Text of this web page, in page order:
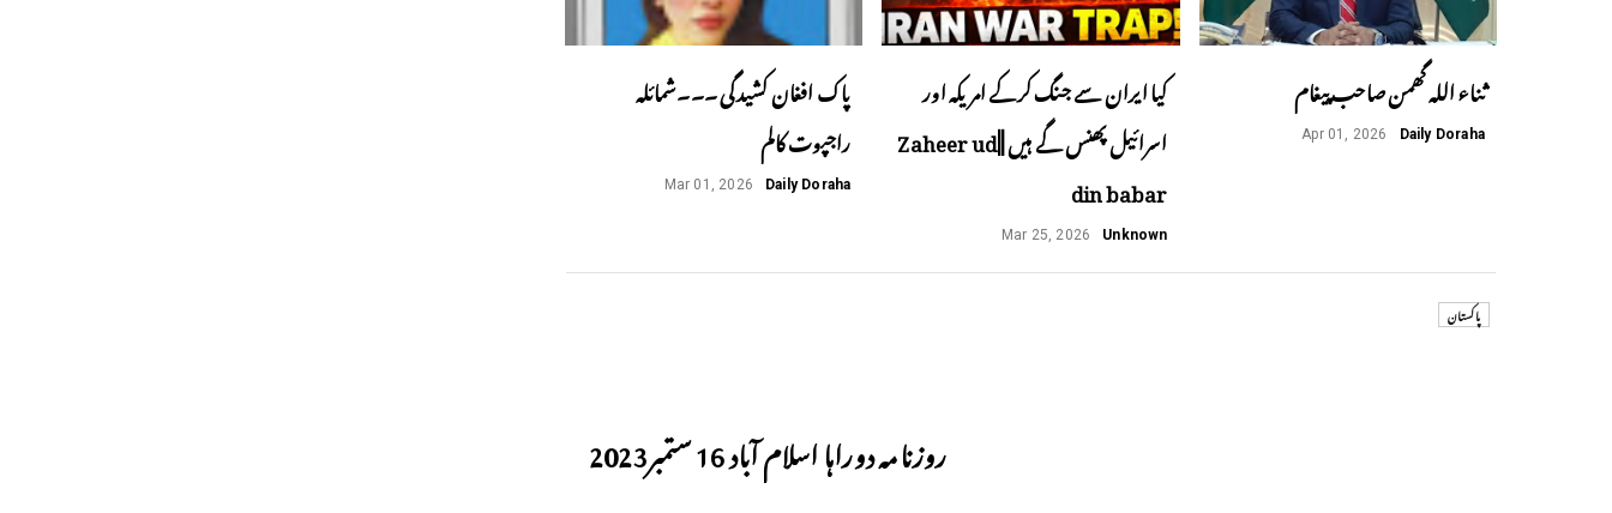
ثناء اللہ گھمن صاحب پیغام
Daily Doraha
Apr 01, 2026
کیا ایران سے جنگ کرکے امریکہ اور
اسرائیل پھنس گے ہیں ||Zaheer ud
din babar
Unknown
Mar 25, 2026
پاک افغان کشیدگی ۔۔۔شمائلہ
راجپوت کالم
Daily Doraha
Mar 01, 2026
پاکستان
روزنامہ دوراہا اسلام آباد 16 ستمبر2023